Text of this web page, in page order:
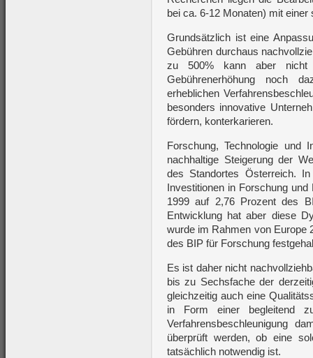
bei ca. 6-12 Monaten) mit
Grundsätzlich ist eine
Gebühren durchaus
zu 500% kann aber nicht
Gebührenerhöhung noch
erheblichen
besonders innovative
fördern, konterkarieren.
Forschung, Technologie und
nachhaltige Steigerung der
des Standortes Österreich.
Investitionen in Forschung
1999 auf 2,76 Prozent des
Entwicklung hat aber diese
wurde im Rahmen von Europe
des BIP für Forschung
Es ist daher nicht
bis zu Sechsfache der
gleichzeitig auch eine
in Form einer begleitend
Verfahrensbeschleunigung
überprüft werden, ob eine
tatsächlich notwendig ist.